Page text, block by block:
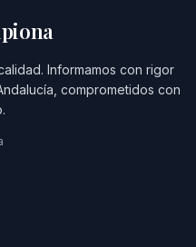
Informamos con rigor
comprometidos con